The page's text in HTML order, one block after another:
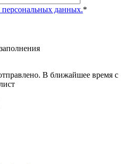
персональных данных.*
В ближайшее время с